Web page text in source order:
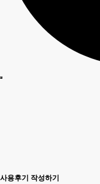
사용후기 작성하기